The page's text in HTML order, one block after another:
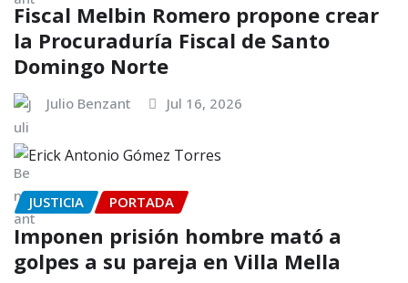
Fiscal Melbin Romero propone crear
la Procuraduría Fiscal de Santo
Domingo Norte
Julio Benzant Jul 16, 2026
JUSTICIA PORTADA
Imponen prisión hombre mató a
golpes a su pareja en Villa Mella